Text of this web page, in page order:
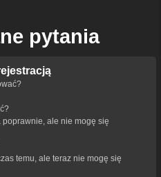
pytania
poprawnie, ale nie mogę się
temu, ale teraz nie mogę się